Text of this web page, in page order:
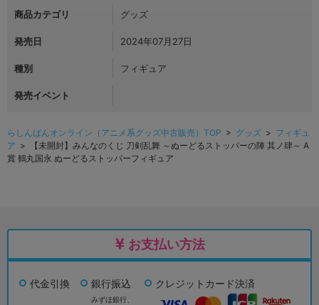
商品カテゴリ グッズ
発売日 2024年07月27日
種別 フィギュア
発売イベント
らしんばんオンライン（アニメ系グッズ中古販売）TOP > グッズ > フィギュ
ア > 【未開封】みんなのくじ 刀剣乱舞 ～ぬーどるストッパーの陣 其ノ肆～ A
賞 鶴丸国永 ぬーどるストッパーフィギュア
お支払い方法
代金引換 銀行振込
みずほ銀行、
クレジットカード決済